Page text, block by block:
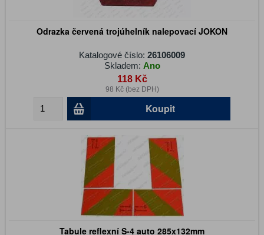
Odrazka červená trojúhelník nalepovací JOKON
Katalogové číslo: 26106009
Skladem: Ano
118 Kč
98 Kč (bez DPH)
Koupit
Tabule reflexní S-4 auto 285x132mm